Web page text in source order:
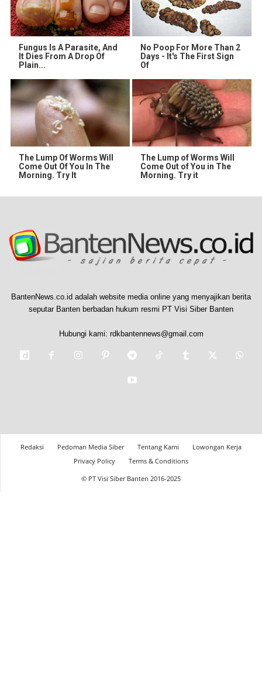
Fungus Is A Parasite, And
It Dies From A Drop Of
Plain...
No Poop For More Than 2
Days - It's The First Sign
Of
The Lump Of Worms Will
Come Out Of You In The
Morning. Try It
The Lump of Worms Will
Come Out of You in The
Morning. Try it
BantenNews.co.id adalah website media online yang menyajikan berita
seputar Banten berbadan hukum resmi PT Visi Siber Banten
Hubungi kami: rdkbantennews@gmail.com
Redaksi Pedoman Media Siber Tentang Kami
Lowongan Kerja
Privacy Policy
Terms & Conditions
© PT Visi Siber Banten 2016-2025